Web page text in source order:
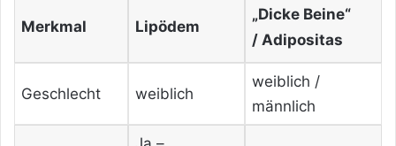
Merkmal Lipödem
„Dicke Beine“
/ Adipositas
Geschlecht weiblich
weiblich /
männlich